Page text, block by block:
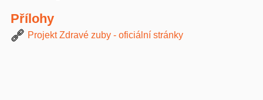
Přílohy
Projekt Zdravé zuby - oficiální stránky